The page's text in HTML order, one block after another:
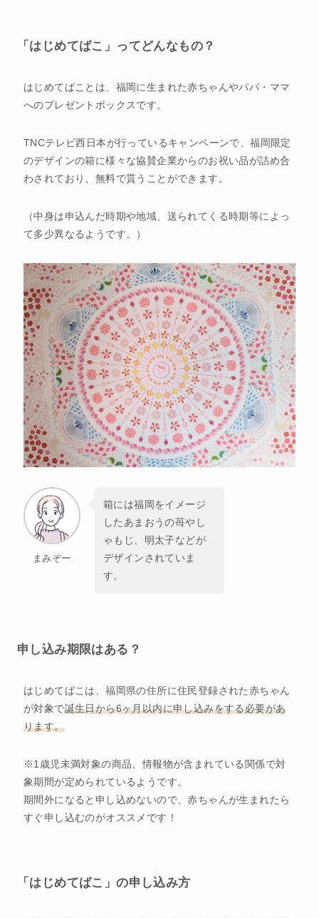
「はじめてばこ」ってどんなもの？
はじめてばことは、福岡に生まれた赤ちゃんやパパ・ママ
へのプレゼントボックスです。
TNCテレビ西日本が行っているキャンペーンで、福岡限定
のデザインの箱に様々な協賛企業からのお祝い品が詰め合
わされており、無料で貰うことができます。
（中身は申込んだ時期や地域、送られてくる時期等によっ
て多少異なるようです。）
まみぞー
箱には福岡をイメージ
したあまおうの苺やし
ゃもじ、明太子などが
デザインされていま
す。
申し込み期限はある？
はじめてばこは、福岡県の住所に住民登録された赤ちゃん
が対象で誕生日から6ヶ月以内に申し込みをする必要があ
ります。
※1歳児未満対象の商品、情報物が含まれている関係で対
象期間が定められているようです。
期間外になると申し込めないので、赤ちゃんが生まれたら
すぐ申し込むのがオススメです！
「はじめてばこ」の申し込み方